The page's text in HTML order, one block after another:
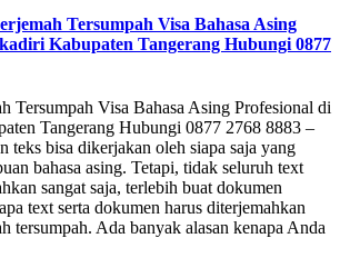
Tersumpah Visa Bahasa Asing
Kabupaten Tangerang Hubungi 0877
Tersumpah Visa Bahasa Asing Profesional di
Tangerang Hubungi 0877 2768 8883 –
teks bisa dikerjakan oleh siapa saja yang
bahasa asing. Tetapi, tidak seluruh text
sangat saja, terlebih buat dokumen
text serta dokumen harus diterjemahkan
tersumpah. Ada banyak alasan kenapa Anda